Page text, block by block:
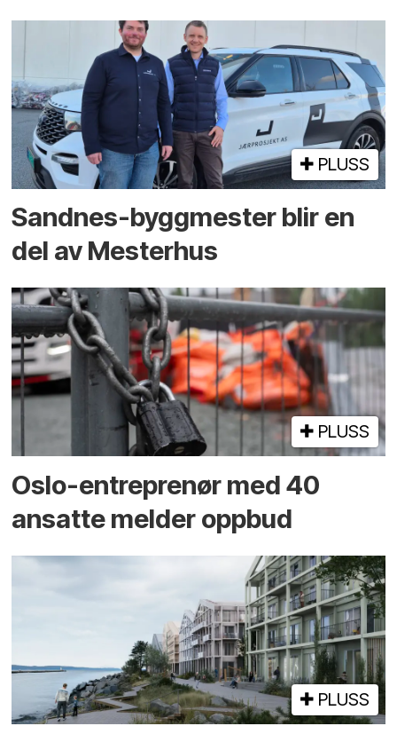
PLUSS
Sandnes-byggmester blir en
del av Mesterhus
PLUSS
Oslo-entreprenør med 40
ansatte melder oppbud
PLUSS